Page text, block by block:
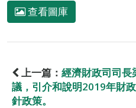
查看圖庫
上一篇： 經濟財政司司長
議，引介和說明2019年財
針政策。